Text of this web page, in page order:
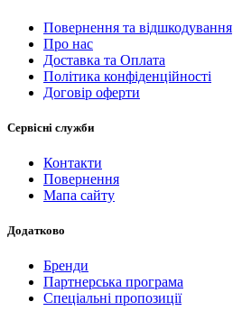
Повернення та відшкодування
Про нас
Доставка та Оплата
Політика конфіденційності
Договір оферти
Сервісні служби
Контакти
Повернення
Мапа сайту
Додатково
Бренди
Партнерська програма
Спеціальні пропозиції